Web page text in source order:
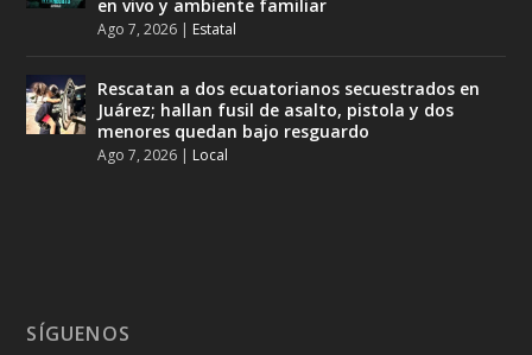
en vivo y ambiente familiar
Ago 7, 2026 | Estatal
Rescatan a dos ecuatorianos secuestrados en
Juárez; hallan fusil de asalto, pistola y dos
menores quedan bajo resguardo
Ago 7, 2026 | Local
SÍGUENOS